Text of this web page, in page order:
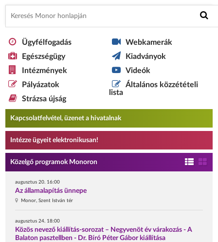
Ügyfélfogadás
Egészségügy
Intézmények
Pályázatok
Strázsa újság
Webkamerák
Kiadványok
Videók
Általános közzétételi
lista
Kapcsolatfelvétel, üzenet a hivatalnak
Intézze ügyeit elektronikusan!
Közelgő programok Monoron
augusztus 20. 16:00
Az államalapítás ünnepe
Monor, Szent István tér
augusztus 24. 18:00
Közös nevező kiállítás-sorozat – Negyvenöt év várakozás - A
Balaton pasztellben - Dr. Bíró Péter Gábor kiállítása